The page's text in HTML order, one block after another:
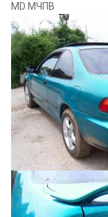
MD МЧПВ